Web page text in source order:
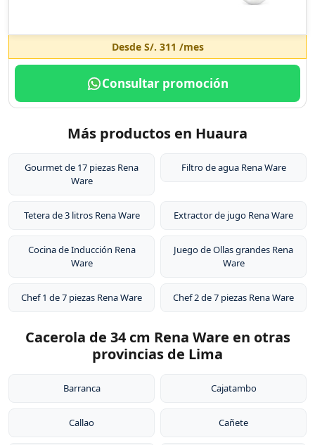
Desde S/. 311 /mes
Consultar promoción
Más productos en Huaura
Gourmet de 17 piezas Rena
Ware
Filtro de agua Rena Ware
Tetera de 3 litros Rena Ware Extractor de jugo Rena Ware
Cocina de Inducción Rena
Ware
Juego de Ollas grandes Rena
Ware
Chef 1 de 7 piezas Rena Ware Chef 2 de 7 piezas Rena Ware
Cacerola de 34 cm Rena Ware en otras
provincias de Lima
Barranca Cajatambo
Callao Cañete